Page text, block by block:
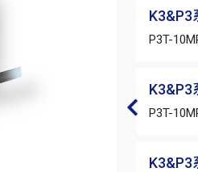
K3&P3
P3T-
K3&P3
P3T-
K3&P3